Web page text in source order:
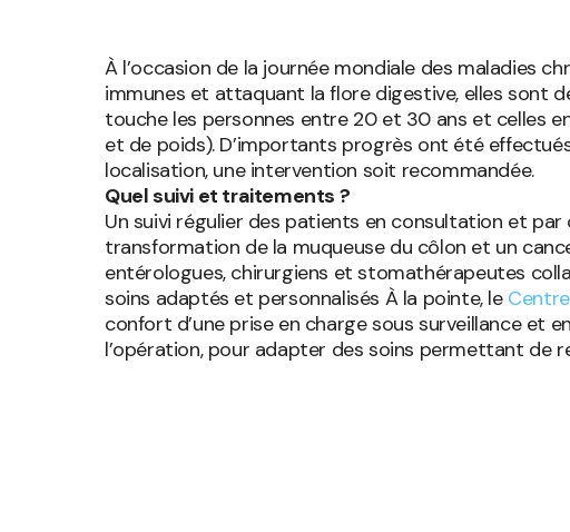
À l’occasion de la journée mondiale des maladies
immunes et attaquant la flore digestive, elles sont
touche les personnes entre 20 et 30 ans et celles
et de poids). D’importants progrès ont été
localisation, une intervention soit recommandée.
Quel suivi et traitements ?
Un suivi régulier des patients en consultation et
transformation de la muqueuse du côlon et un
entérologues, chirurgiens et stomathérapeutes
soins adaptés et personnalisés À la pointe, le
confort d’une prise en charge sous surveillance et
l’opération, pour adapter des soins permettant de